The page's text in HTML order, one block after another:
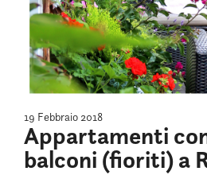
19 Febbraio 2018
Appartamenti
balconi (fioriti) a